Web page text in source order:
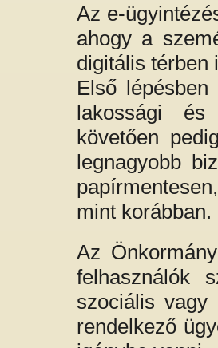
Az e-
ahogy a
digitális térben
Első
lakossági és
követően
legnagyobb
mint korábban.
Az
felhasználók
szociális vagy
rendelkező